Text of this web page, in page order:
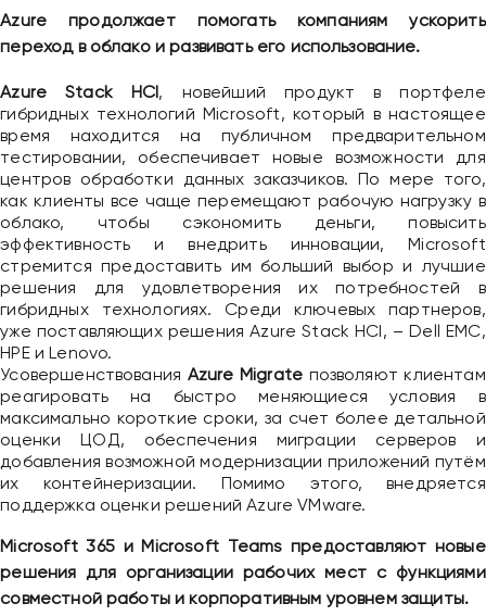
Azure продолжает помогать компаниям ускорить
переход в облако и развивать его использование.
Azure Stack HCI, новейший продукт в портфеле
гибридных технологий Microsoft, который в настоящее
время находится на публичном предварительном
тестировании, обеспечивает новые возможности для
центров обработки данных заказчиков. По мере того,
как клиенты все чаще перемещают рабочую нагрузку в
облако, чтобы сэкономить деньги, повысить
эффективность и внедрить инновации, Microsoft
стремится предоставить им больший выбор и лучшие
решения для удовлетворения их потребностей в
гибридных технологиях. Среди ключевых партнеров,
уже поставляющих решения Azure Stack HCI, – Dell EMC,
HPE и Lenovo.
Усовершенствования Azure Migrate позволяют клиентам
реагировать на быстро меняющиеся условия в
максимально короткие сроки, за счет более детальной
оценки ЦОД, обеспечения миграции серверов и
добавления возможной модернизации приложений путём
их контейнеризации. Помимо этого, внедряется
поддержка оценки решений Azure VMware.
Microsoft 365 и Microsoft Teams предоставляют новые
решения для организации рабочих мест с функциями
совместной работы и корпоративным уровнем защиты.